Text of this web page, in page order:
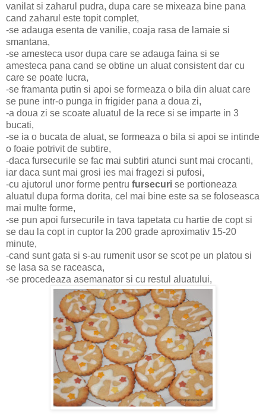
vanilat si zaharul pudra, dupa care se mixeaza bine pana
cand zaharul este topit complet,
-se adauga esenta de vanilie, coaja rasa de lamaie si
smantana,
-se amesteca usor dupa care se adauga faina si se
amesteca pana cand se obtine un aluat consistent dar cu
care se poate lucra,
-se framanta putin si apoi se formeaza o bila din aluat care
se pune intr-o punga in frigider pana a doua zi,
-a doua zi se scoate aluatul de la rece si se imparte in 3
bucati,
-se ia o bucata de aluat, se formeaza o bila si apoi se intinde
o foaie potrivit de subtire,
-daca fursecurile se fac mai subtiri atunci sunt mai crocanti,
iar daca sunt mai grosi ies mai fragezi si pufosi,
-cu ajutorul unor forme pentru fursecuri se portioneaza
aluatul dupa forma dorita, cel mai bine este sa se foloseasca
mai multe forme,
-se pun apoi fursecurile in tava tapetata cu hartie de copt si
se dau la copt in cuptor la 200 grade aproximativ 15-20
minute,
-cand sunt gata si s-au rumenit usor se scot pe un platou si
se lasa sa se raceasca,
-se procedeaza asemanator si cu restul aluatului,